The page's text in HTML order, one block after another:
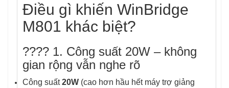
Điều gì khiến WinBridge
M801 khác biệt?
???? 1. Công suất 20W – không
gian rộng vẫn nghe rõ
Công suất20W (cao hơn hầu hết máy trợ giảng